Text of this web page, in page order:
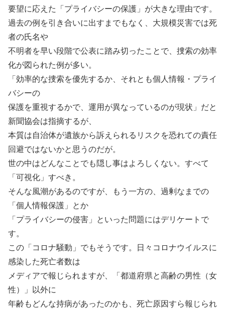
要望に応えた「プライバシーの保護」が大きな理由です。
過去の例を引き合いに出すまでもなく、大規模災害では死
者の氏名や
不明者を早い段階で公表に踏み切ったことで、捜索の効率
化が図られた例が多い。
「効率的な捜索を優先するか、それとも個人情報・プライ
バシーの
保護を重視するかで、運用が異なっているのが現状」だと
新聞協会は指摘するが、
本質は自治体が遺族から訴えられるリスクを恐れての責任
回避ではないかと思うのだが。
世の中はどんなことでも隠し事はよろしくない。すべて
「可視化」すべき。
そんな風潮があるのですが、もう一方の、過剰なまでの
「個人情報保護」とか
「プライバシーの侵害」といった問題にはデリケートで
す。
この「コロナ騒動」でもそうです。日々コロナウイルスに
感染した死亡者数は
メディアで報じられますが、「都道府県と高齢の男性（女
性）」以外に
年齢もどんな持病があったのかも、死亡原因すら報じられ